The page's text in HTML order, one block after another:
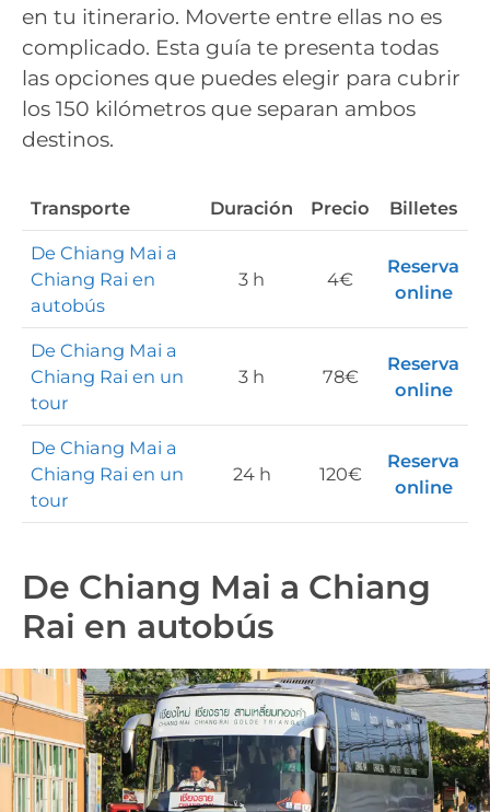
en tu itinerario. Moverte entre ellas no es
complicado. Esta guía te presenta todas
las opciones que puedes elegir para cubrir
los 150 kilómetros que separan ambos
destinos.
Transporte Duración Precio Billetes
De Chiang Mai a
Chiang Rai en
autobús
3 h 4€
Reserva
online
De Chiang Mai a
Chiang Rai en un
tour
3 h 78€
Reserva
online
De Chiang Mai a
Chiang Rai en un
tour
24 h 120€
Reserva
online
De Chiang Mai a Chiang
Rai en autobús